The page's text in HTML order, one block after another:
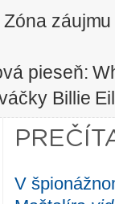
pieseň:
Billie
V